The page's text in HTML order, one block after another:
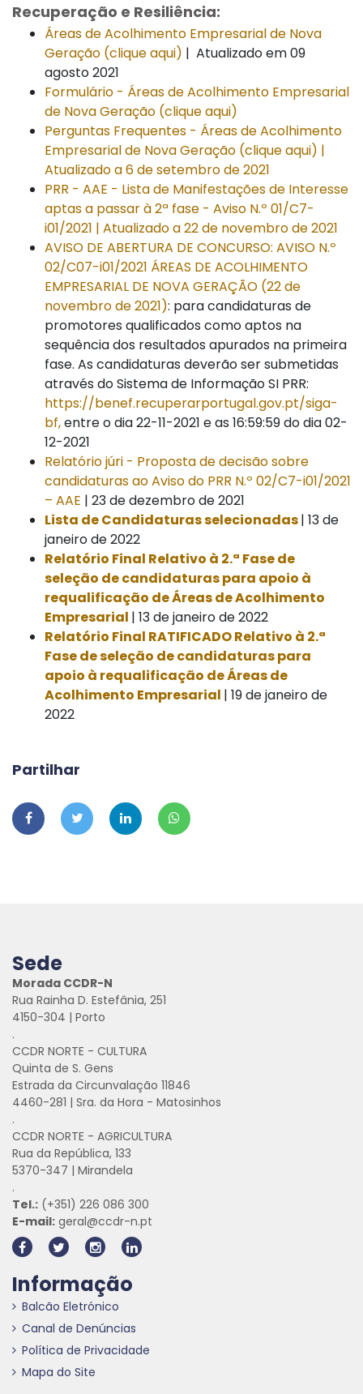
Recuperação e Resiliência:
Áreas de Acolhimento Empresarial de Nova
Geração (clique aqui) | Atualizado em 09
agosto 2021
Formulário - Áreas de Acolhimento Empresarial
de Nova Geração (clique aqui)
Perguntas Frequentes - Áreas de Acolhimento
Empresarial de Nova Geração (clique aqui) |
Atualizado a 6 de setembro de 2021
PRR - AAE - Lista de Manifestações de Interesse
aptas a passar à 2ª fase - Aviso N.º 01/C7-
i01/2021 | Atualizado a 22 de novembro de 2021
AVISO DE ABERTURA DE CONCURSO: AVISO N.º
02/C07-i01/2021 ÁREAS DE ACOLHIMENTO
EMPRESARIAL DE NOVA GERAÇÃO (22 de
novembro de 2021): para candidaturas de
promotores qualificados como aptos na
sequência dos resultados apurados na primeira
fase. As candidaturas deverão ser submetidas
através do Sistema de Informação SI PRR:
https://benef.recuperarportugal.gov.pt/siga-
bf,entre o dia 22-11-2021 e as 16:59:59 do dia 02-
12-2021
Relatório júri - Proposta de decisão sobre
candidaturas ao Aviso do PRR N.º 02/C7-i01/2021
– AAE | 23 de dezembro de 2021
Lista de Candidaturas selecionadas| 13 de
janeiro de 2022
Relatório Final Relativo à 2.ª Fase de
seleção de candidaturas para apoio à
requalificação de Áreas de Acolhimento
Empresarial | 13 de janeiro de 2022
Relatório Final RATIFICADO Relativo à 2.ª
Fase de seleção de candidaturas para
apoio à requalificação de Áreas de
Acolhimento Empresarial | 19 de janeiro de
2022
Partilhar
Sede
Morada CCDR-N
Rua Rainha D. Estefânia, 251
4150-304 | Porto
.
CCDR NORTE - CULTURA
Quinta de S. Gens
Estrada da Circunvalação 11846
4460-281 | Sra. da Hora - Matosinhos
.
CCDR NORTE - AGRICULTURA
Rua da República, 133
5370-347 | Mirandela
.
Tel.: (+351) 226 086 300
E-mail: geral@ccdr-n.pt
Informação
Balcão Eletrónico
Canal de Denúncias
Política de Privacidade
Mapa do Site